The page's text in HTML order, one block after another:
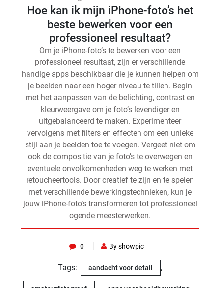
Hoe kan ik mijn iPhone-foto’s het
beste bewerken voor een
professioneel resultaat?
Om je iPhone-foto’s te bewerken voor een
professioneel resultaat, zijn er verschillende
handige apps beschikbaar die je kunnen helpen om
je beelden naar een hoger niveau te tillen. Begin
met het aanpassen van de belichting, contrast en
kleurweergave om je foto’s levendiger en
uitgebalanceerd te maken. Experimenteer
vervolgens met filters en effecten om een unieke
stijl aan je beelden toe te voegen. Vergeet niet om
ook de compositie van je foto’s te overwegen en
eventuele onvolkomenheden weg te werken met
retoucheertools. Door creatief te zijn en te spelen
met verschillende bewerkingstechnieken, kun je
jouw iPhone-foto’s transformeren tot professioneel
ogende meesterwerken.
0 By showpic
Tags: aandacht voor detail ,